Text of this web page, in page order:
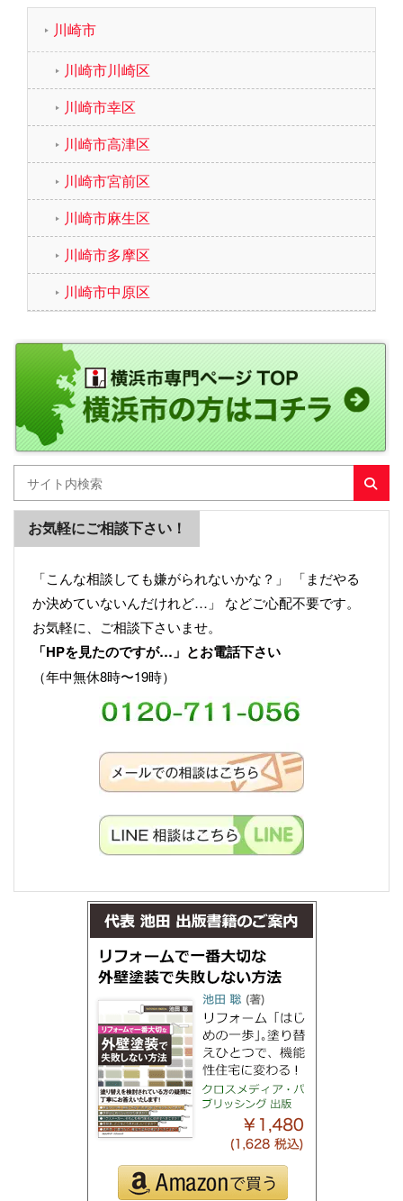
川崎市
川崎市川崎区
川崎市幸区
川崎市高津区
川崎市宮前区
川崎市麻生区
川崎市多摩区
川崎市中原区
お気軽にご相談下さい！
「こんな相談しても嫌がられないかな？」 「まだやる
か決めていないんだけれど…」 などご心配不要です。
お気軽に、ご相談下さいませ。
「HPを見たのですが…」とお電話下さい
（年中無休8時〜19時）